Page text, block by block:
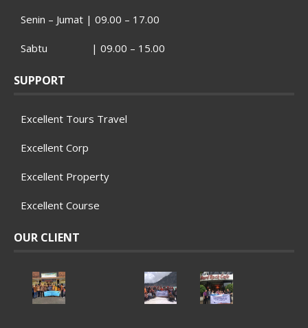
Senin – Jumat | 09.00 – 17.00
Sabtu | 09.00 – 15.00
SUPPORT
Excellent Tours Travel
Excellent Corp
Excellent Property
Excellent Course
OUR CLIENT